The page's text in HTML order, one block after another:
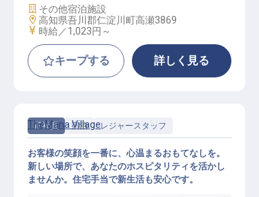
施設業態
その他宿泊施設
勤務地
高知県吾川郡仁淀川町高瀬3869
給与
時給／1,023円～
キープする 詳しく見る
正社員 宿泊 レジャースタッフ
TheMana Village
お客様の笑顔を一番に、心温まるおもてなしを。
新しい場所で、あなたのホスピタリティを活かし
ませんか。住宅手当で新生活も安心です。